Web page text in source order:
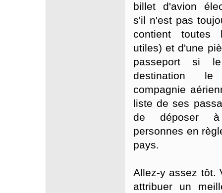
billet d'avion
s'il n'est pas
contient toutes
utiles) et d'une
passeport si
destination
compagnie
liste de ses
de déposer
personnes en
pays.
Allez-y assez tôt.
attribuer un